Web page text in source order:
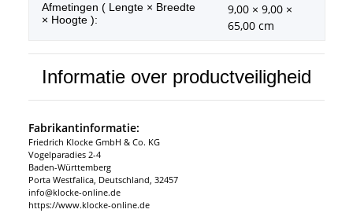
Afmetingen ( Lengte × Breedte
× Hoogte ):
9,00 × 9,00 ×
65,00 cm
Informatie over productveiligheid
Fabrikantinformatie:
Friedrich Klocke GmbH & Co. KG
Vogelparadies 2-4
Baden-Württemberg
Porta Westfalica, Deutschland, 32457
info@klocke-online.de
https://www.klocke-online.de